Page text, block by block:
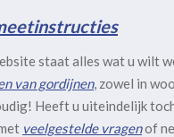
staat alles wat u wilt
van gordijnen, zowel in
Heeft u uiteindelijk
veelgestelde vragenof